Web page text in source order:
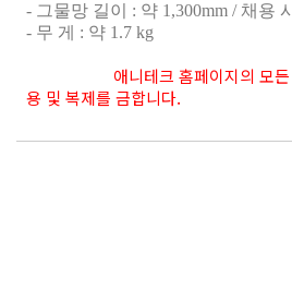
- 그물망 길이 : 약 1,300mm / 채용
- 무 게 : 약 1.7 kg
애니테크 홈페이지의 모든 이
용 및 복제를 금합니다.